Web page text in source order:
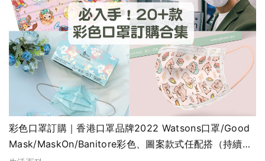
彩色口罩訂購｜香港口罩品牌2022 Watsons口罩/Good
Mask/MaskOn/Banitore彩色、圖案款式任配搭（持續更